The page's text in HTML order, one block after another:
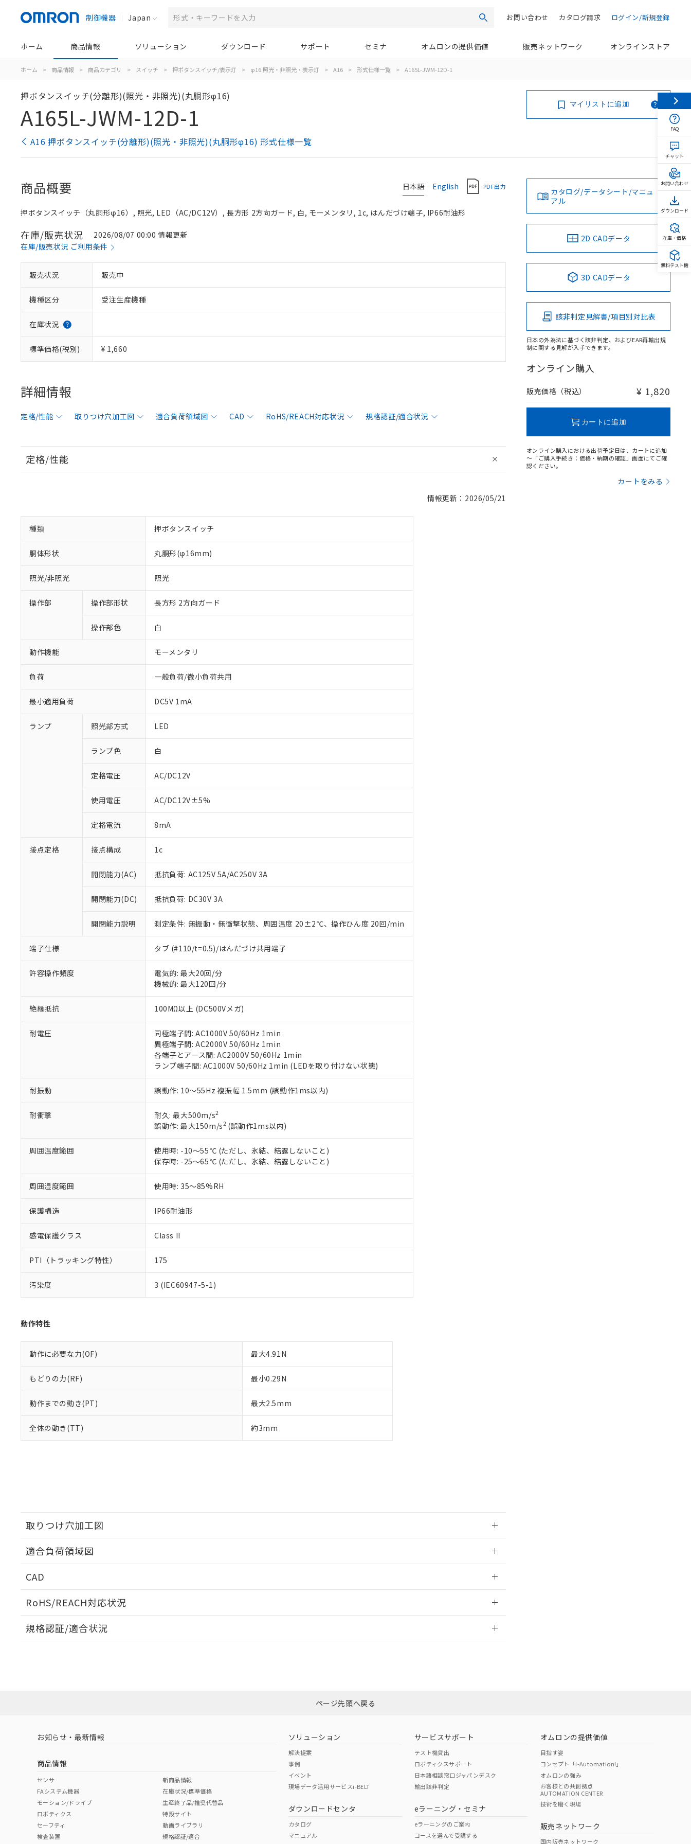
制御機器 Japan 検索 ログイン/新規登録
カタログ請求
お問い合わせ
ホーム 商品情報 ソリューション ダウンロード サポート セミナ オムロンの提供価値 販売ネットワーク オンラインストア
ホーム > 商品情報 > 商品カテゴリ > スイッチ > 押ボタンスイッチ/表示灯 > φ16:照光・非照光・表示灯 > A16 > 形式仕様一覧 > A165L-JWM-12D-1
押ボタンスイッチ(分離形)(照光・非照光)(丸胴形φ16)
A165L-JWM-12D-1
A16 押ボタンスイッチ(分離形)(照光・非照光)(丸胴形φ16) 形式仕様一覧
マイリストに追加
日本語 English PDF出力
商品概要
押ボタンスイッチ（丸胴形φ16）, 照光, LED（AC/DC12V）, 長方形 2方向ガード, 白, モーメンタリ, 1c, はんだづけ端子, IP66耐油形
在庫/販売状況
2026/08/07 00:00 情報更新
在庫/販売状況 ご利用条件
販売状況 販売中
機種区分 受注生産機種
在庫状況
標準価格(税別) ¥ 1,660
詳細情報
定格/性能 取りつけ穴加工図 適合負荷領域図 CAD RoHS/REACH対応状況 規格認証/適合状況
定格/性能
情報更新：2026/05/21
種類 押ボタンスイッチ
胴体形状 丸胴形(φ16mm)
照光/非照光 照光
操作部 操作部形状 長方形 2方向ガード
操作部色 白
動作機能 モーメンタリ
負荷 一般負荷/微小負荷共用
最小適用負荷 DC5V 1mA
ランプ 照光部方式 LED
ランプ色 白
定格電圧 AC/DC12V
使用電圧 AC/DC12V±5%
定格電流 8mA
接点定格 接点構成 1c
開閉能力(AC) 抵抗負荷: AC125V 5A/AC250V 3A
開閉能力(DC) 抵抗負荷: DC30V 3A
開閉能力説明 測定条件: 無振動・無衝撃状態、周囲温度 20±2℃、操作ひん度 20回/min
端子仕様 タブ (#110/t=0.5)/はんだづけ共用端子
許容操作頻度
電気的: 最大20回/分
機械的: 最大120回/分
絶縁抵抗 100MΩ以上 (DC500Vメガ)
耐電圧
同極端子間: AC1000V 50/60Hz 1min
異極端子間: AC2000V 50/60Hz 1min
各端子とアース間: AC2000V 50/60Hz 1min
ランプ端子間: AC1000V 50/60Hz 1min (LEDを取り付けない状態)
耐振動 誤動作: 10～55Hz 複振幅 1.5mm (誤動作1ms以内)
耐衝撃 耐久: 最大500m/s2
誤動作: 最大150m/s2(誤動作1ms以内)
周囲温度範囲
使用時: -10～55℃ (ただし、氷結、結露しないこと)
保存時: -25～65℃ (ただし、氷結、結露しないこと)
周囲湿度範囲 使用時: 35～85%RH
保護構造 IP66耐油形
感電保護クラス Class II
PTI（トラッキング特性） 175
汚染度 3 (IEC60947-5-1)
動作特性
動作に必要な力(OF) 最大4.91N
もどりの力(RF) 最小0.29N
動作までの動き(PT) 最大2.5mm
全体の動き(TT) 約3mm
取りつけ穴加工図
適合負荷領域図
CAD
RoHS/REACH対応状況
EU RoHS 注意事項・凡例
ダウンロードはこちら
中国 RoHS 注意事項・凡例
中国 RoHS表
Pb Hg Cr(VI)
O O
規格認証/適合状況
（イギリス
（ノルウェー
（日本
（アメリカ
この製品の規格認証/適合状況ページへ
その他の認証はこちらのページからご検索ください
カタログ/データシート/マニュ
アル
2D CADデータ
3D CADデータ
該非判定見解書/項目別対比表
日本の外為法に基づく該非判定、およびEAR再輸出規
制に関する見解が入手できます。
オンライン購入
販売価格（税込） ¥ 1,820
カートに追加
オンライン購入における出荷予定日は、カートに追加
～「ご購入手続き：価格・納期の確認」画面にてご確
認ください。
カートをみる
ご利用条件
以下の条件をお読みいただき、同意のうえご利用ください。
本サービスは、当社制御機器事業取扱商品の当社在庫状況および標準価格(税抜)を提供させていただ
当社制御機器事業取扱商品の中には、本サービスの対象外となる商品もあることをご了承ください。
在庫状況および標準価格照会結果は、記載している更新日時点での社内データに基づき作成されるも
のであり、閲覧された時点での実際の在庫および標準価格とは異なる場合があることをご了承くださ
正式な納期状況および標準価格はお客様のお取引先、またはお客様担当のオムロン制御機器販売店・
当社販売員にご相談ください。
オムロン制御機器販売店や当社販売拠点は「
在庫状況および標準価格結果を当社の事前の承諾なく第三者に漏洩または開示しないようお願いしま
す。
マイパーツ機能（部品リスト作成サービス）をご利用いただくには、I-Webメンバーズにご登録され
ている必要があります。
お客様が当ウェブサイト上で当社にご登録された部品リストについて、当社および当社の共同利用者
が、当社の製品・サービスに関するお客様との取引・商談に必要な範囲で利用することをご了承くだ
※当社の共同利用者とは、
いる法人を指します。
※1 対応状況
対応済み：EU RoHS指令（10物質）の非含有に対応した製品が提供可能な商品です。
対応予定：EU RoHS指令（10物質）の非含有に対応した製品に切り替える予定のある商品です。
対応予定なし：EU RoHS指令（10物質）の非含有に非対応の商品で、対応品を出す予定はありません。
非該当品：ライセンス料など無形物で、有害物質有無と関係のない商品です。
仕入先様の事情により、非含有部品としていたものが、含有品と判明した場合などやむを得ず変更すること
があります。
*EU RoHS指令（10物質）：
鉛(Pb) 1000ppm以下、 水銀(Hg) 1000ppm以下、 カドミウム(Cd) 100ppm以下、
六価クロム(Cr(Ⅵ)) 1000ppm以下、ポリ臭化ビフェニル類(PBB) 1000ppm以下、ポリ臭化ジフェニルエーテル類(PBDE) 1000ppm以下、
フタル酸ビス(2-エチルヘキシル) (DEHP)(別名：DOP) 1000ppm以下、フタル酸ブチルベンジル（BBP） 1000ppm以下、フタル酸ジブチ
ル（DBP） 1000ppm以下、フタル酸ジイソブチル (DIBP) 1000ppm以下
但し、RoHS指令で産業用監視および制御機器に対する適用除外項目は除く。
※2 対応予定月
部品在庫の切り替え状況などにより、予定月が前後することがあります。
※3 非含有証明書ダウンロード
下記の非含有証明書をダウンロードすることができます。
EU RoHS指令（10物質）の非含有証明書
※本証明書は発行日時点で非含有を証明するもので、過去に遡って非含有を証明するものではありません。
また、RoHS指令のフタル酸エステル類４物質の対応では、対応完了までの期間は出荷製品に未対応品が
混在することから備考欄に対応日を記載しておりました。
既に当社にて対応品への在庫切替を完了していることから、特段のことがない限り、2022年1月12日よ
り割愛しております。
※1 中国RoHS○×表
「×」：最大均質材料含有率が中国RoHSの基準値を超えていることを示します。
「－」：未確認です。当社販売部門へお問い合わせください。
*中国RoHS10物質の基準値 (GB/T26572)：
Pb(鉛) :1000ppm、 Hg(水銀) : 1000ppm、 Cd(カドミウム) : 100ppm、
Cr(Ⅵ)(六価クロム) : 1000ppm、 PBBs(ポリ臭化ビフェニル類) : 1000ppm、 PBDEs(ポリ臭化ジフェニルエーテル類) : 1000ppm、
DBP(フタル酸ジブチル) : 1000ppm、 DIBP(フタル酸ジイソブチル) : 1000ppm、 BBP(フタル酸ブチルベンジル) : 1000ppm、
DEHP(フタル酸ビス(2-エチルヘキシル)) : 1000ppm
※2 環境保護使用期限
「ｅ」：有害物質（10物質）のすべてが基準値以下であることを示します。
「10」：通常の使用状況下において有害物質が外部に漏えいし、環境に深刻な影響を及ぼさない年数を意
味します。
「－」：未確認です。当社販売部門へお問い合わせください。
当社は、これら貴社製品のうち、外国為替および外国貿易法に定める商品（以下｢規制貨物等」とい
う）を輸出または国外への提供する場合は、日本国政府の輸出許可(または役務取引許可)を取得する
などの必要な手続きをとります。
当社は規制貨物を破棄する場合は、完全に破砕するなど、違法に輸出されないよう必要な手段を講じ
置等に一切使用いたしません。
当社は、貴社製品を第三者に販売する場合は、上記1、2および3の内容を当該第三者に通知します。
また当社は、販売先および販売に係わる関係者が違法に輸出するおそれがある場合は、取り引きをい
たしません。
記
号
説明
○ 一定数以上の在庫あり
△ 一定数には満たないが在庫あり
－
在庫なし(最新の在庫状況については、お客様のお取引先、またはお客様担当のオムロン制御
機器販売店・当社販売員にご確認ください)
白
ページ先頭へ戻る
お知らせ・最新情報
商品情報
センサ
FAシステム機器
モーション/ドライブ
ロボティクス
セーフティ
検査装置
新商品情報
在庫状況/標準価格
生産終了品/推奨代替品
特設サイト
動画ライブラリ
規格認証/適合
ソリューション
解決提案
事例
イベント
現場データ活用サービスi-BELT
ダウンロードセンタ
カタログ
マニュアル
サービスサポート
テスト機貸出
ロボティクスサポート
日本語相談窓口ジャパンデスク
輸出該非判定
eラーニング・セミナ
eラーニングのご案内
コースを選んで受講する
オムロンの提供価値
目指す姿
コンセプト「i-Automation!」
オムロンの強み
お客様との共創拠点
AUTOMATION CENTER
技術を磨く現場
販売ネットワーク
国内販売ネットワーク
FAQ
チャット
お問い合わせ
ダウンロード
在庫・価格
無料テスト機